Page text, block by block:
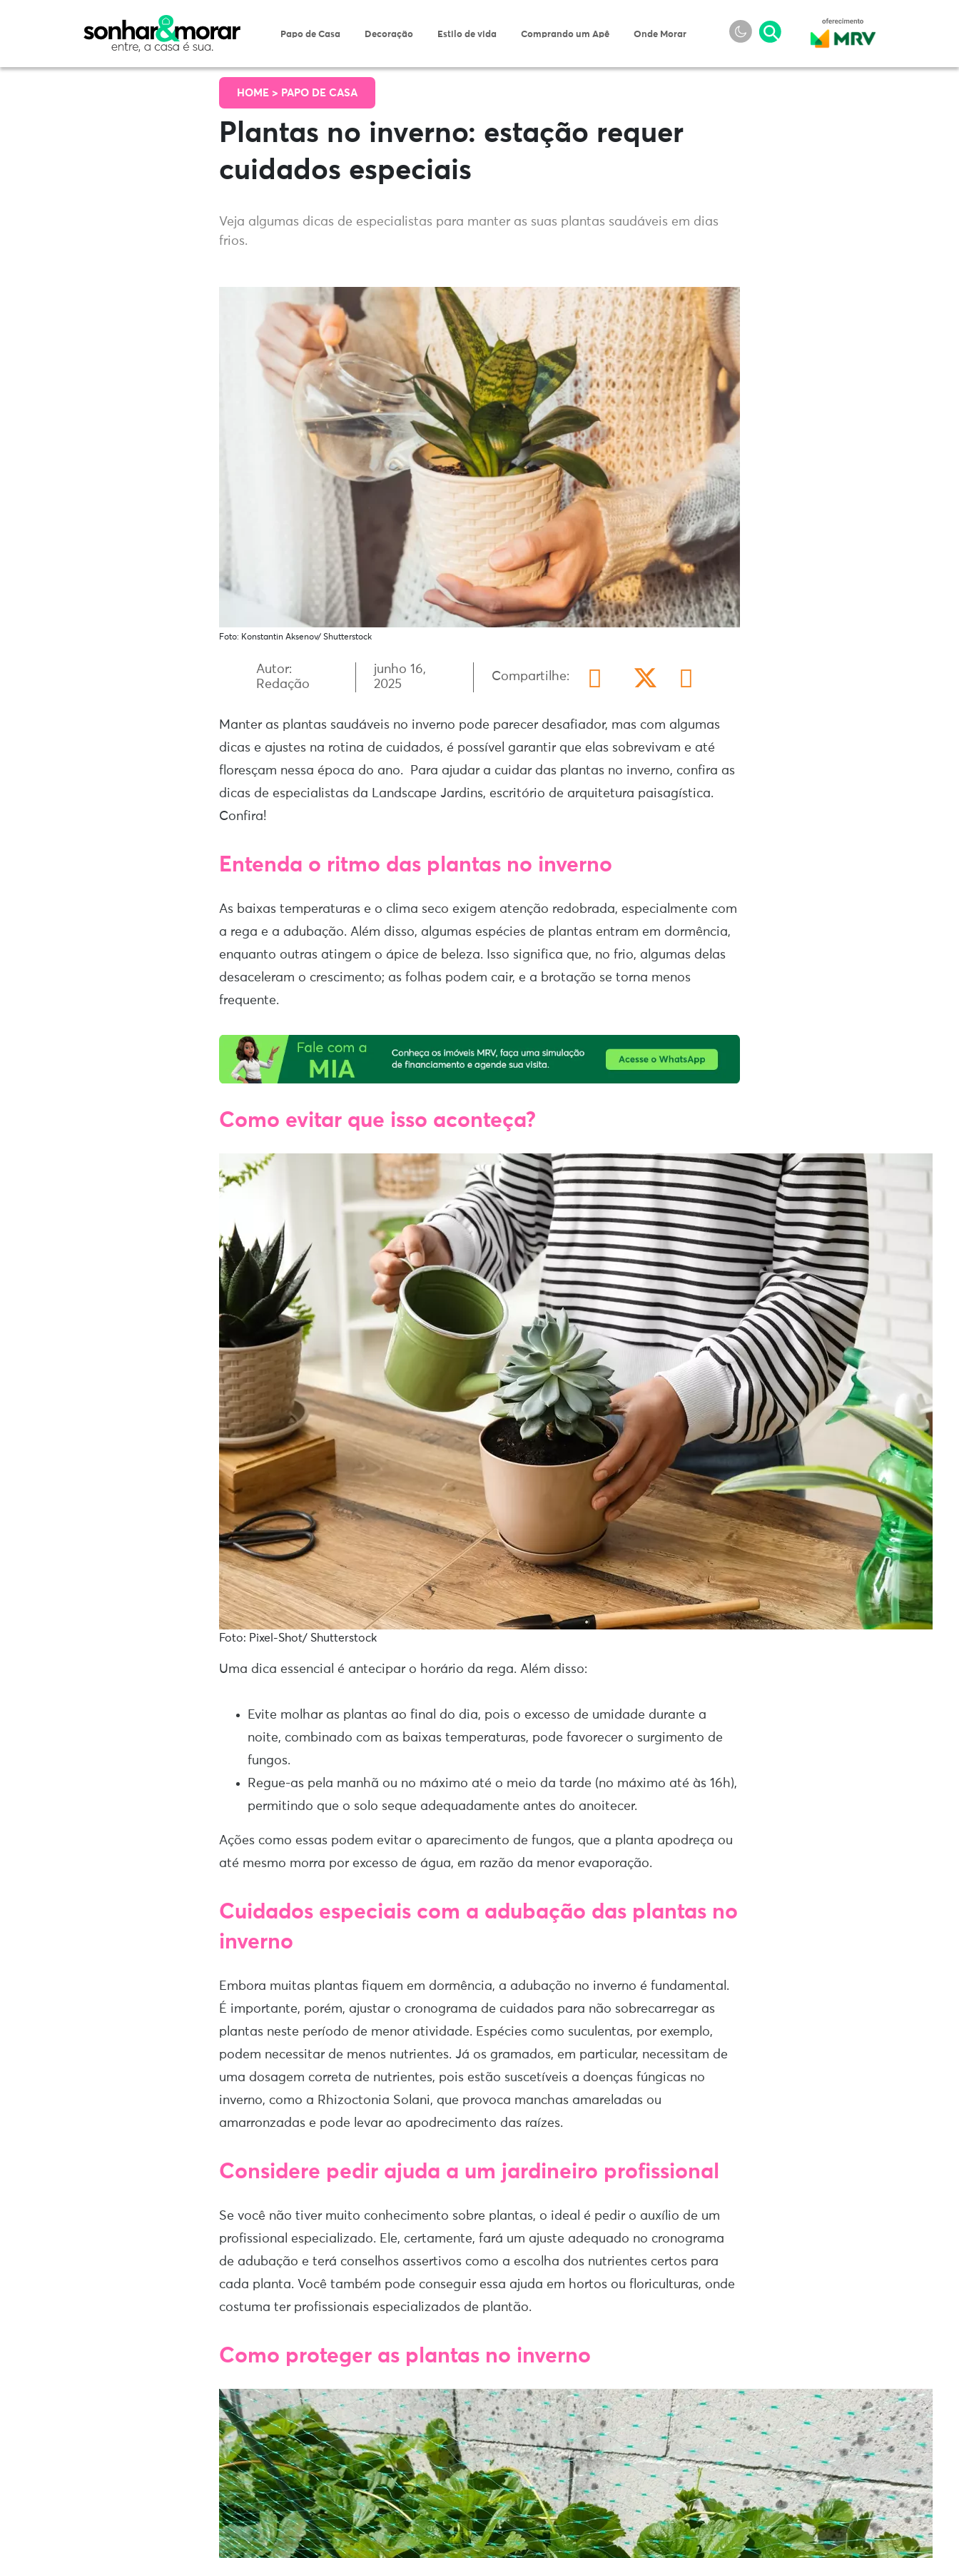
Papo de Casa Decoração Estilo de vida Comprando um Apê Onde Morar
HOME > PAPO DE CASA
Plantas no inverno: estação requer
cuidados especiais
Veja algumas dicas de especialistas para manter as suas plantas saudáveis em dias
frios.
Foto: Konstantin Aksenov/ Shutterstock
Autor:
Redação
junho 16,
2025
Compartilhe:
Manter as plantas saudáveis no inverno pode parecer desafiador, mas com algumas
dicas e ajustes na rotina de cuidados, é possível garantir que elas sobrevivam e até
floresçam nessa época do ano. Para ajudar a cuidar das plantas no inverno, confira as
dicas de especialistas da Landscape Jardins, escritório de arquitetura paisagística.
Confira!
Entenda o ritmo das plantas no inverno
As baixas temperaturas e o clima seco exigem atenção redobrada, especialmente com
a rega e a adubação. Além disso, algumas espécies de plantas entram em dormência,
enquanto outras atingem o ápice de beleza. Isso significa que, no frio, algumas delas
desaceleram o crescimento; as folhas podem cair, e a brotação se torna menos
frequente.
Como evitar que isso aconteça?
Foto: Pixel-Shot/ Shutterstock
Uma dica essencial é antecipar o horário da rega. Além disso:
Evite molhar as plantas ao final do dia, pois o excesso de umidade durante a
noite, combinado com as baixas temperaturas, pode favorecer o surgimento de
fungos.
Regue-as pela manhã ou no máximo até o meio da tarde (no máximo até às 16h),
permitindo que o solo seque adequadamente antes do anoitecer.
Ações como essas podem evitar o aparecimento de fungos, que a planta apodreça ou
até mesmo morra por excesso de água, em razão da menor evaporação.
Cuidados especiais com a adubação das plantas no
inverno
Embora muitas plantas fiquem em dormência, a adubação no inverno é fundamental.
É importante, porém, ajustar o cronograma de cuidados para não sobrecarregar as
plantas neste período de menor atividade. Espécies como suculentas, por exemplo,
podem necessitar de menos nutrientes. Já os gramados, em particular, necessitam de
uma dosagem correta de nutrientes, pois estão suscetíveis a doenças fúngicas no
inverno, como a Rhizoctonia Solani, que provoca manchas amareladas ou
amarronzadas e pode levar ao apodrecimento das raízes.
Considere pedir ajuda a um jardineiro profissional
Se você não tiver muito conhecimento sobre plantas, o ideal é pedir o auxílio de um
profissional especializado. Ele, certamente, fará um ajuste adequado no cronograma
de adubação e terá conselhos assertivos como a escolha dos nutrientes certos para
cada planta. Você também pode conseguir essa ajuda em hortos ou floriculturas, onde
costuma ter profissionais especializados de plantão.
Como proteger as plantas no inverno